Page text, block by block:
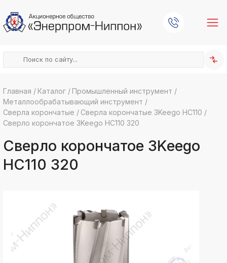
k
ksldkfjsdlfkjsls;ldfkgjsdl;kfkфыва
k
k
ksldkfjsdlfkjsls;ldfkgjsdl;kfkфыва
k
k
ksldkfjsdlfkjsls;ldfkgjsdl;kfkфыва
ksldkfjsdlfkjsls;ldfkgjsdl;kfkфыва
Главная / Каталог / Промышленный инструмент /
Металлообрабатывающий инструмент /
Сверла корончатые / Сверла корончатые 3Keego HC110 /
Сверло корончатое 3Keego HC110 320
Сверло корончатое 3Keego
HC110 320